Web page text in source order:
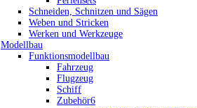
Schneiden, Schnitzen und Sägen
Weben und Stricken
Werken und Werkzeuge
Modellbau
Funktionsmodellbau
Fahrzeug
Flugzeug
Schiff
Zubehör6